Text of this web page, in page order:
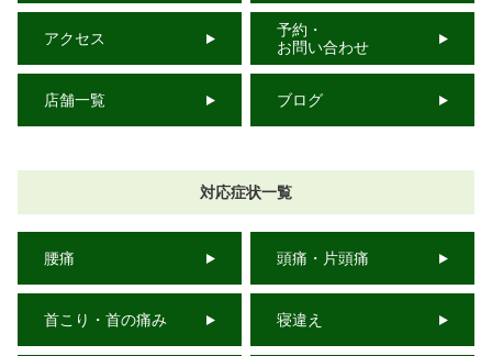
アクセス
予約・
お問い合わせ
店舗一覧 ブログ
対応症状一覧
腰痛 頭痛・片頭痛
首こり・首の痛み 寝違え